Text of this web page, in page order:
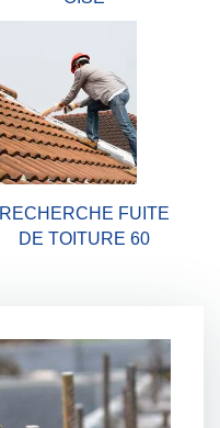
RECHERCHE FUITE
DE TOITURE 60